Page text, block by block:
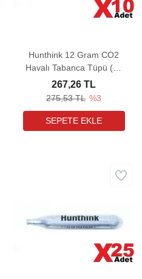
Hunthink 12 Gram CO2
Havalı Tabanca Tüpü (10
Adet)
275,53 TL %3
267,26 TL